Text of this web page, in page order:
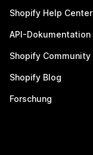
Shopify Help Center
API-Dokumentation
Shopify Community
Shopify Blog
Forschung